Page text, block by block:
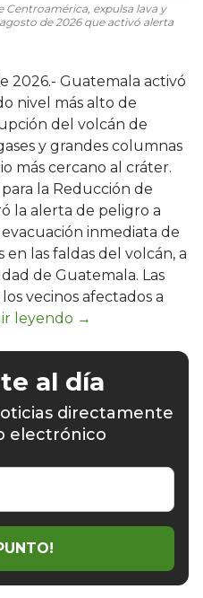
Centroamérica, expulsa lava y
de 2026 que activó alerta
2026.- Guatemala activó
nivel más alto de
del volcán de
y grandes columnas
más cercano al cráter.
la Reducción de
la alerta de peligro a
inmediata de
las faldas del volcán, a
de Guatemala. Las
vecinos afectados a
al día
directamente
electrónico